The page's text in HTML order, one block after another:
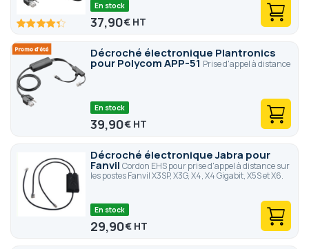
86.6100
En stock
37,90€
Décroché électronique Plantronics
pour Polycom APP-51 Prise d'appel à distance
En stock
39,90€
Décroché électronique Jabra pour
Fanvil Cordon EHS pour prise d'appel à distance sur
les postes Fanvil X3SP, X3G, X4, X4 Gigabit, X5S et X6.
En stock
29,90€